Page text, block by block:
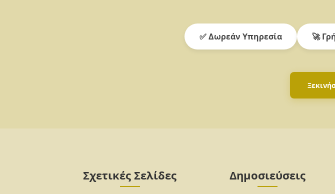
✅ Δωρεάν Υπηρεσία 🚀
Σχετικές Σελίδες Δημοσιεύσεις